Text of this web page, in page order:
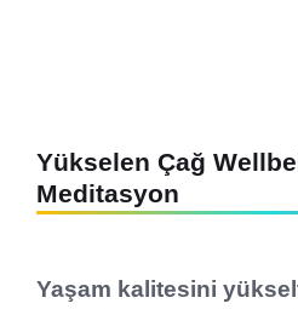
Yükselen Çağ
Meditasyon
Yaşam kalitesini